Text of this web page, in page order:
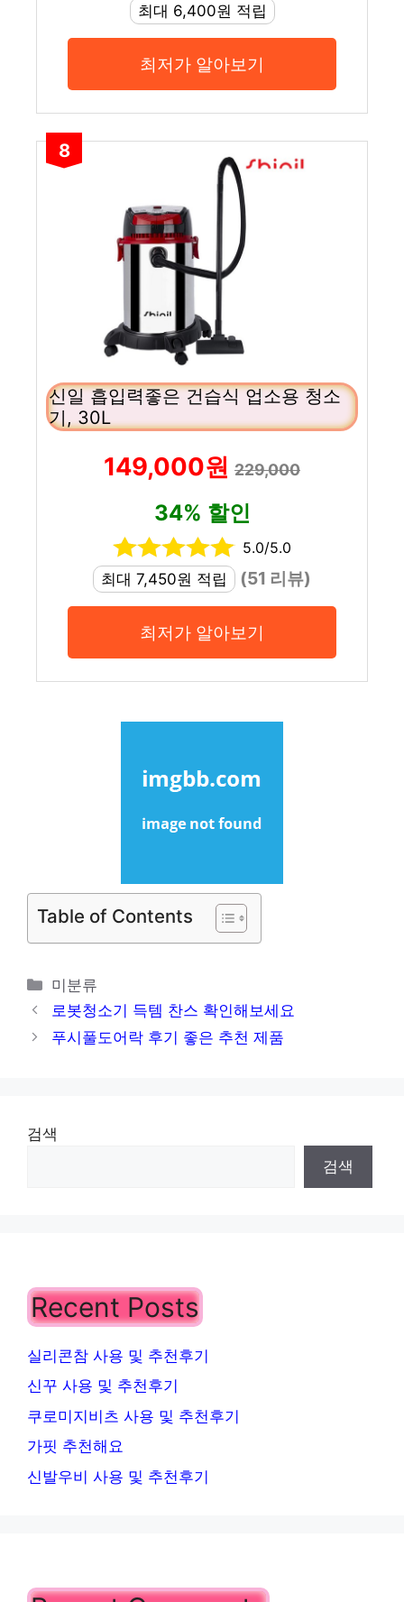
최대 6,400원 적립
최저가 알아보기
8
신일 흡입력좋은 건습식 업소용 청소
기, 30L
149,000원 229,000
34% 할인
5.0/5.0
최대 7,450원 적립
(51 리뷰)
최저가 알아보기
Table of Contents
카
테
고
리
미분류
로봇청소기 득템 찬스 확인해보세요
푸시풀도어락 후기 좋은 추천 제품
검색
검색
Recent Posts
실리콘참 사용 및 추천후기
신꾸 사용 및 추천후기
쿠로미지비츠 사용 및 추천후기
가핏 추천해요
신발우비 사용 및 추천후기